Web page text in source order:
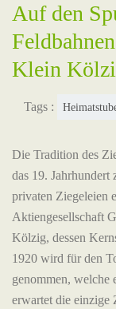
Auf den
Klein
Tags :
Die Tradition des
das 19. Jahrhundert
privaten Ziegeleien
Aktiengesellschaft
Kölzig, dessen
1920 wird für den
genommen, welche
erwartet die einzige